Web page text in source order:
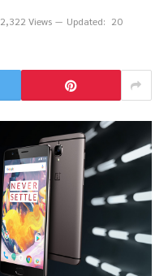
2,322 Views Updated: 20